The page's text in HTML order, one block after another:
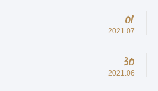
01
2021.07
30
2021.06